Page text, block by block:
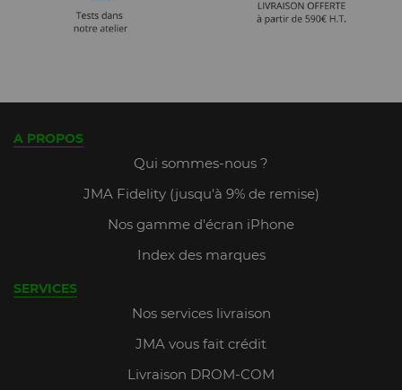
A PROPOS
Qui sommes-nous ?
JMA Fidelity (jusqu'à 9% de remise)
Nos gamme d'écran iPhone
Index des marques
SERVICES
Nos services livraison
JMA vous fait crédit
Livraison DROM-COM